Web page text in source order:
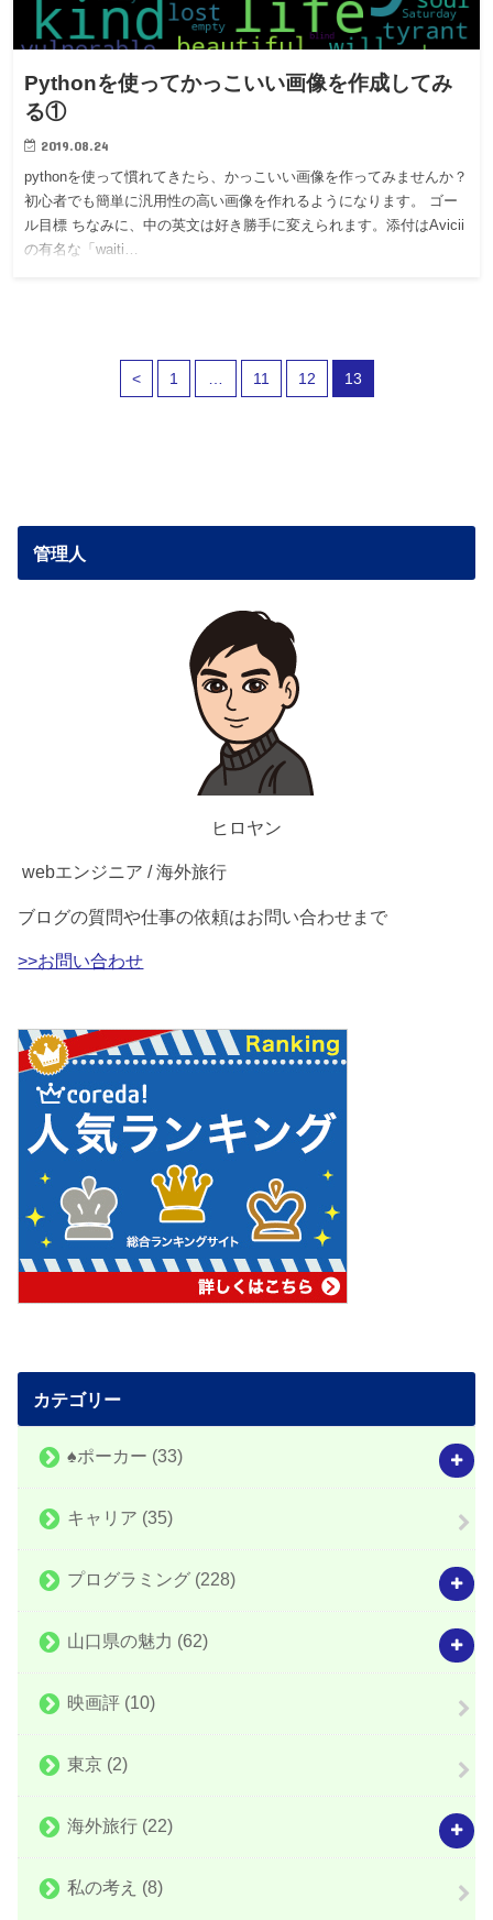
Pythonを使ってかっこいい画像を作成してみ
る①
2019.08.24
pythonを使って慣れてきたら、かっこいい画像を作ってみませんか？
初心者でも簡単に汎用性の高い画像を作れるようになります。 ゴー
ル目標 ちなみに、中の英文は好き勝手に変えられます。添付はAvicii
の有名な「waiti…
< 1 11 12 13
管理人
ヒロヤン
webエンジニア / 海外旅行
ブログの質問や仕事の依頼はお問い合わせまで
>>お問い合わせ
カテゴリー
♠️ポーカー (33)
キャリア (35)
プログラミング (228)
山口県の魅力 (62)
映画評 (10)
東京 (2)
海外旅行 (22)
私の考え (8)